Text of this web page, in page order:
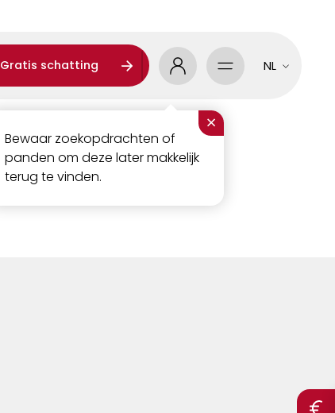
Gratis schatting
×
Bewaar zoekopdrachten of
panden om deze later makkelijk
terug te vinden.
NL